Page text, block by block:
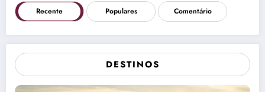
Recente Populares Comentário
DESTINOS